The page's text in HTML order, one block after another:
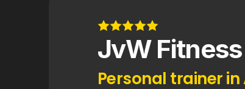
JvW Fitness
Personal trainer